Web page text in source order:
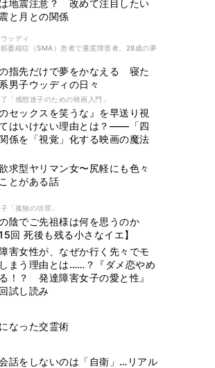
地震注意？ 改めて注目したい
と月との関係
ッディ
萎縮症（SMA）患者で重度障害者。28歳の夢
指先だけで夢をかなえる 寝た
男子ウッディの日々
「感想迷子のための映画入門」
のセックスを笑うな』を早送り視
はいけない理由とは？――「四
係を「視覚」化する映画の魔法
求型ヤリマン女〜尻軽にも色々
とがある話
「孤独の功罪」
陰でご先祖様は何を思うのか
15回 死後も残る小さなイエ】
害女性が、なぜか行く先々でモ
まう理由とは……？『ダメ恋やめ
！？ 発達障害女子の愛と性』
試し読み
なった交霊術
話をしないのは「自衛」…リアル